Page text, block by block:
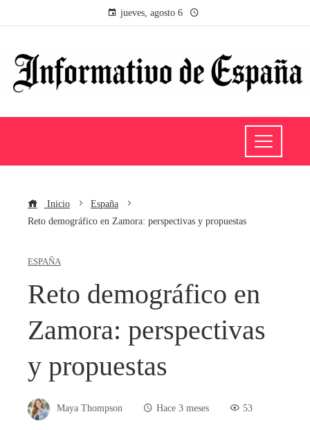
jueves, agosto 6
Inicio
España
Reto demográfico en Zamora: perspectivas y propuestas
ESPAÑA
Reto demográfico en
Zamora: perspectivas
y propuestas
Maya Thompson Hace 3 meses 53